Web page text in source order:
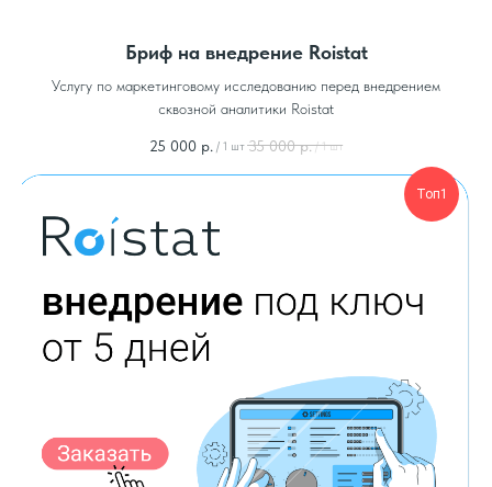
Бриф на внедрение Roistat
Услугу по маркетинговому исследованию перед внедрением
сквозной аналитики Roistat
25 000 р. / 1 шт 35 000 р. / 1 шт
Топ1